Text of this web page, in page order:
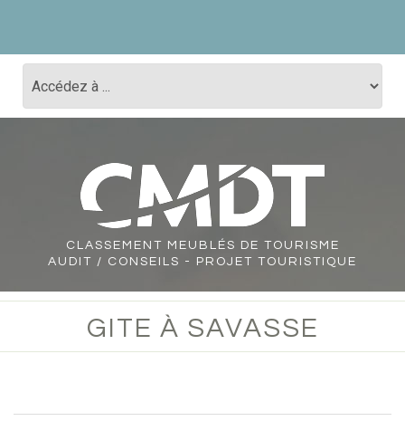
CLASSEMENT
MEUBLÉS DE TOURISME
AUDIT / CONSEILS - PROJET TOURISTIQUE
GITE À SAVASSE